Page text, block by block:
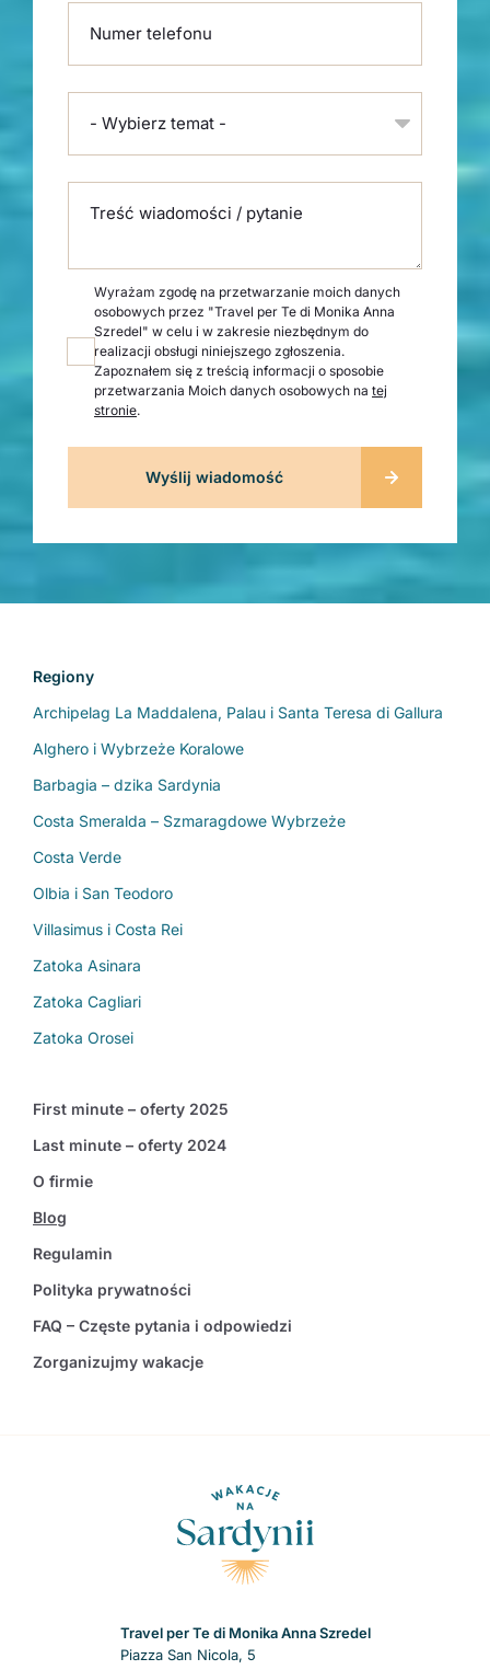
Numer telefonu
- Wybierz temat -
Treść wiadomości / pytanie
Wyrażam zgodę na przetwarzanie moich danych
osobowych przez "Travel per Te di Monika Anna
Szredel" w celu i w zakresie niezbędnym do
realizacji obsługi niniejszego zgłoszenia.
Zapoznałem się z treścią informacji o sposobie
przetwarzania Moich danych osobowych na tej
stronie.
Regiony
Archipelag La Maddalena, Palau i Santa Teresa di Gallura
Alghero i Wybrzeże Koralowe
Barbagia – dzika Sardynia
Costa Smeralda – Szmaragdowe Wybrzeże
Costa Verde
Olbia i San Teodoro
Villasimus i Costa Rei
Zatoka Asinara
Zatoka Cagliari
Zatoka Orosei
First minute – oferty 2025
Last minute – oferty 2024
O firmie
Blog
Regulamin
Polityka prywatności
FAQ – Częste pytania i odpowiedzi
Zorganizujmy wakacje
Travel per Te di Monika Anna Szredel
Piazza San Nicola, 5